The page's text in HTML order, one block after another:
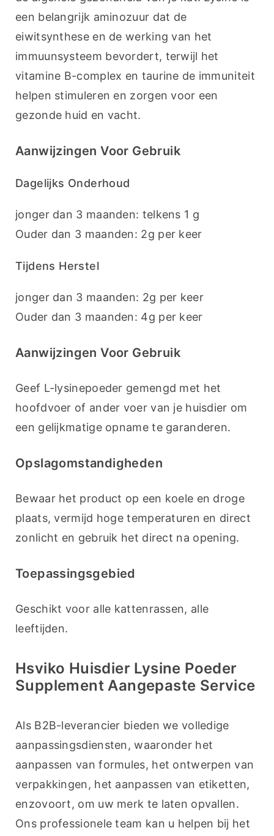
een belangrijk aminozuur dat de
eiwitsynthese en de werking van het
immuunsysteem bevordert, terwijl het
vitamine B-complex en taurine de immuniteit
helpen stimuleren en zorgen voor een
gezonde huid en vacht.
Aanwijzingen Voor Gebruik
Dagelijks Onderhoud
jonger dan 3 maanden: telkens 1 g
Ouder dan 3 maanden: 2g per keer
Tijdens Herstel
jonger dan 3 maanden: 2g per keer
Ouder dan 3 maanden: 4g per keer
Aanwijzingen Voor Gebruik
Geef L-lysinepoeder gemengd met het
hoofdvoer of ander voer van je huisdier om
een gelijkmatige opname te garanderen.
Opslagomstandigheden
Bewaar het product op een koele en droge
plaats, vermijd hoge temperaturen en direct
zonlicht en gebruik het direct na opening.
Toepassingsgebied
Geschikt voor alle kattenrassen, alle
leeftijden.
Hsviko Huisdier Lysine Poeder
Supplement Aangepaste Service
Als B2B-leverancier bieden we volledige
aanpassingsdiensten, waaronder het
aanpassen van formules, het ontwerpen van
verpakkingen, het aanpassen van etiketten,
enzovoort, om uw merk te laten opvallen.
Ons professionele team kan u helpen bij het